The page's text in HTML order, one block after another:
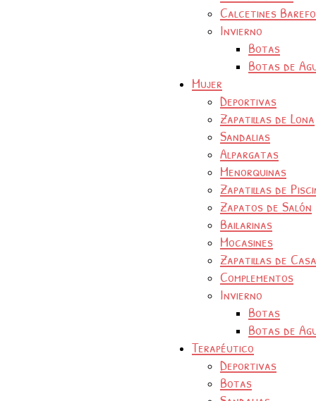
Calcetines
Invierno
Botas
Botas de
Mujer
Deportivas
Zapatillas de Lona
Sandalias
Alpargatas
Menorquinas
Zapatillas de
Zapatos de Salón
Bailarinas
Mocasines
Zapatillas de Casa
Complementos
Invierno
Botas
Botas de
Terapéutico
Deportivas
Botas